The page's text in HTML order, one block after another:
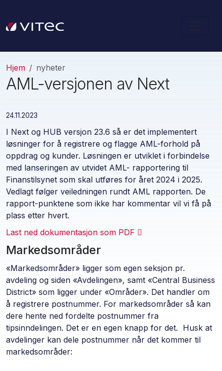
Hjem nyheter
AML-versjonen av Next
24.11.2023
I Next og HUB versjon 23.6 så er det implementert
løsninger for å registrere og flagge AML-forhold på
oppdrag og kunder. Løsningen er utviklet i forbindelse
med lanseringen av utvidet AML- rapportering til
Finanstilsynet som skal utføres for året 2024 i 2025.
Vedlagt følger veiledningen rundt AML rapporten. De
rapport-punktene som ikke har kommentar vil vi få på
plass etter hvert.
Last ned dokumentasjon som PDF
Markedsområder
«Markedsområder» ligger som egen seksjon pr.
avdeling og siden «Avdelingen», samt «Central Business
District» som ligger under «Områder». Det handler om
å registrere postnummer. For markedsområder så kan
dere hente ned fordelte postnummer fra
tipsinndelingen. Det er en egen knapp for det. Husk at
avdelinger kan dele postnummer når det kommer til
markedsområder: